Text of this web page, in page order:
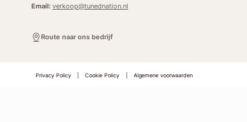
Email: verkoop@tunednation.nl
Route naar ons bedrijf
Privacy Policy Cookie Policy Algemene voorwaarden